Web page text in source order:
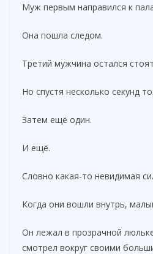
Муж первым направился к
Она пошла следом.
Третий мужчина остался
Но спустя несколько секунд
Затем ещё один.
И ещё.
Словно какая-то невидимая
Когда они вошли внутрь,
Он лежал в прозрачной
смотрел вокруг своими